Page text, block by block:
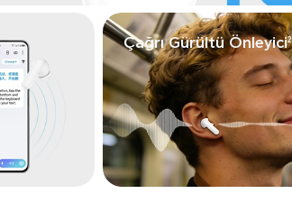
Çağrı Gürültü Önleyici2